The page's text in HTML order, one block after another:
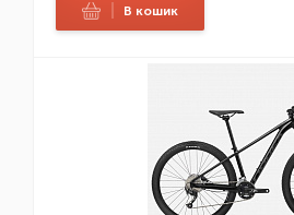
В кошик